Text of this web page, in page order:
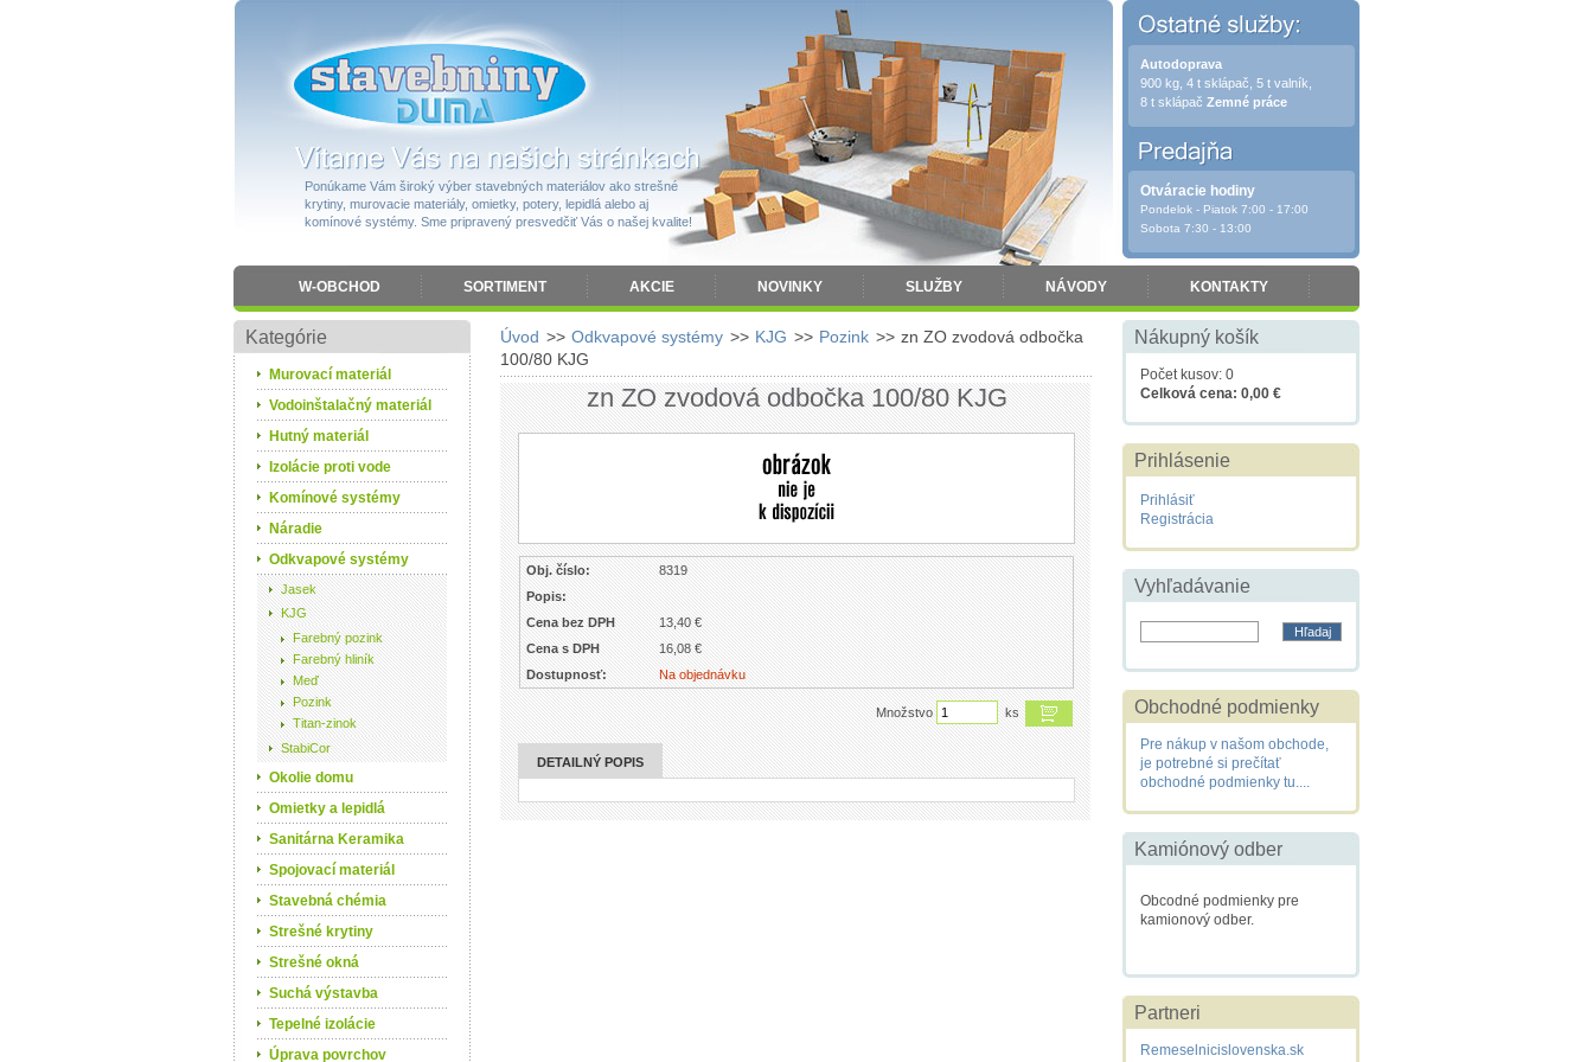
Ponúkame Vám široký výber stavebných materiálov ako strešné
krytiny, murovacie materiály, omietky, potery, lepidlá alebo aj
komínové systémy. Sme pripravený presvedčiť Vás o našej kvalite!
W-OBCHOD SORTIMENT AKCIE NOVINKY SLUŽBY NÁVODY KONTAKTY
Autodoprava
900 kg, 4 t sklápač, 5 t valník,
8 t sklápač Zemné práce
Otváracie hodiny
Pondelok - Piatok 7:00 - 17:00
Sobota 7:30 - 13:00
Úvod >> Odkvapové systémy >> KJG >> Pozink >> zn ZO zvodová odbočka
100/80 KJG
zn ZO zvodová odbočka 100/80 KJG
Obj. číslo:
8319
Popis:
Cena bez DPH
13,40 €
Cena s DPH
16,08 €
Dostupnosť:
Na objednávku
Množstvo ks
DETAILNÝ POPIS
Kategórie
Murovací materiál
Vodoinštalačný materiál
Hutný materiál
Izolácie proti vode
Komínové systémy
Náradie
Odkvapové systémy
Jasek
KJG
Farebný pozink
Farebný hliník
Meď
Pozink
Titan-zinok
StabiCor
Okolie domu
Omietky a lepidlá
Sanitárna Keramika
Spojovací materiál
Stavebná chémia
Strešné krytiny
Strešné okná
Suchá výstavba
Tepelné izolácie
Úprava povrchov
Nákupný košík
Počet kusov: 0
Celková cena: 0,00 €
Prihlásenie
Prihlásiť
Registrácia
Vyhľadávanie
Obchodné podmienky
Pre nákup v našom obchode,
je potrebné si prečítať
obchodné podmienky tu....
Kamiónový odber
Obcodné podmienky pre
kamionový odber.
Partneri
Remeselnicislovenska.sk